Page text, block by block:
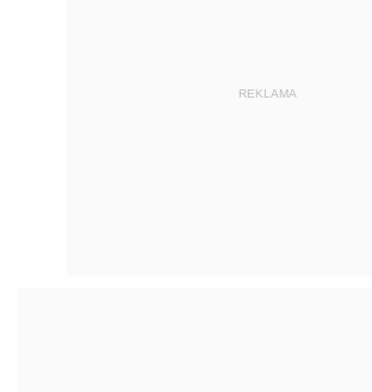
REKLAMA